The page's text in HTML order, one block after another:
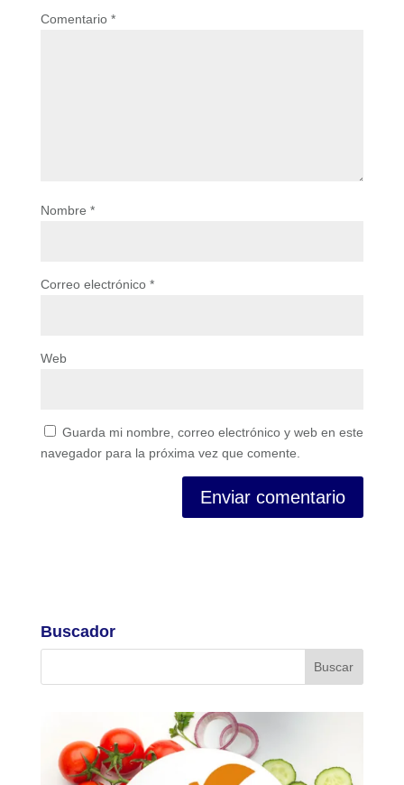
Comentario *
Nombre *
Correo electrónico *
Web
Guarda mi nombre, correo electrónico y web en este
navegador para la próxima vez que comente.
Buscador